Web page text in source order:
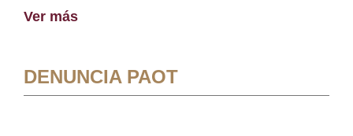
Ver más
DENUNCIA PAOT